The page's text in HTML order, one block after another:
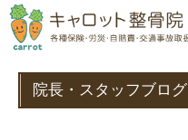
院長・スタッフブログ